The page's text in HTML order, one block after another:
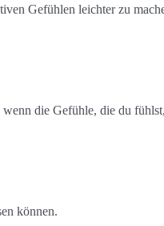
Gefühlen leichter zu
die Gefühle, die du
können.